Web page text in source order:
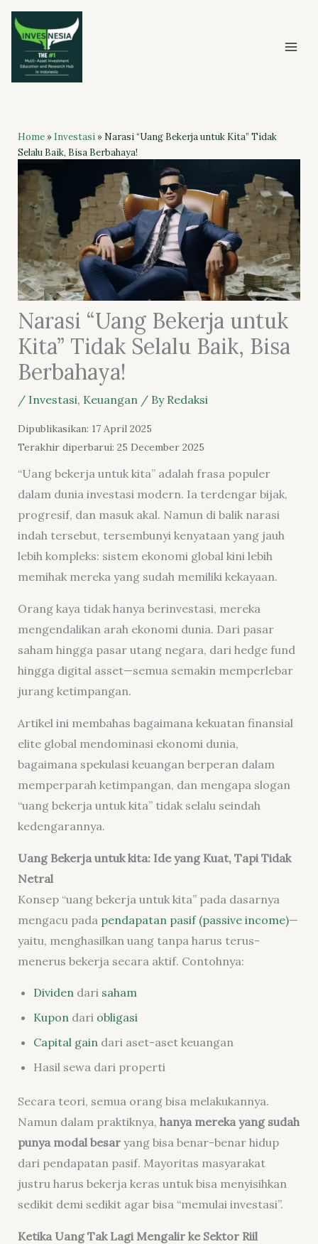
Skip
content
Home» Investasi» Narasi “Uang Bekerja untuk Kita” Tidak
Selalu Baik, Bisa Berbahaya!
Narasi “Uang Bekerja untuk
Kita” Tidak Selalu Baik, Bisa
Berbahaya!
/ Investasi, Keuangan/ By Redaksi
Dipublikasikan: 17 April 2025
Terakhir diperbarui: 25 December 2025
“Uang bekerja untuk kita” adalah frasa populer
dalam dunia investasi modern. Ia terdengar bijak,
progresif, dan masuk akal. Namun di balik narasi
indah tersebut, tersembunyi kenyataan yang jauh
lebih kompleks: sistem ekonomi global kini lebih
memihak mereka yang sudah memiliki kekayaan.
Orang kaya tidak hanya berinvestasi, mereka
mengendalikan arah ekonomi dunia. Dari pasar
saham hingga pasar utang negara, dari hedge fund
hingga digital asset—semua semakin memperlebar
jurang ketimpangan.
Artikel ini membahas bagaimana kekuatan finansial
elite global mendominasi ekonomi dunia,
bagaimana spekulasi keuangan berperan dalam
memperparah ketimpangan, dan mengapa slogan
“uang bekerja untuk kita” tidak selalu seindah
kedengarannya.
Uang Bekerja untuk kita: Ide yang Kuat, Tapi Tidak
Netral
Konsep “uang bekerja untuk kita” pada dasarnya
mengacu pada pendapatan pasif (passive income)—
yaitu, menghasilkan uang tanpa harus terus-
menerus bekerja secara aktif. Contohnya:
Dividendari saham
Kupondari obligasi
Capital gaindari aset-aset keuangan
Hasil sewa dari properti
Secara teori, semua orang bisa melakukannya.
Namun dalam praktiknya, hanya mereka yang sudah
punya modal besaryang bisa benar-benar hidup
dari pendapatan pasif. Mayoritas masyarakat
justru harus bekerja keras untuk bisa menyisihkan
sedikit demi sedikit agar bisa “memulai investasi”.
Ketika Uang Tak Lagi Mengalir ke Sektor Riil